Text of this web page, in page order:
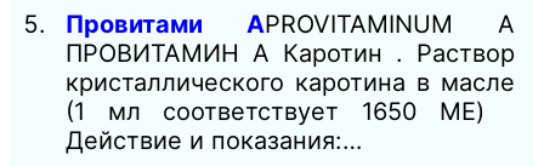
Провитами АPROVITAMINUM А
ПРОВИТАМИН А Каротин . Раствор
кристаллического каротина в масле
(1 мл соответствует 1650 ME)
Действие и показания:…